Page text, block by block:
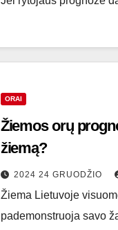
ORAI
Žiemos orų
žiemą?
2024 24 GRUODŽIO
Žiema Lietuvoje
pademonstruoja savo